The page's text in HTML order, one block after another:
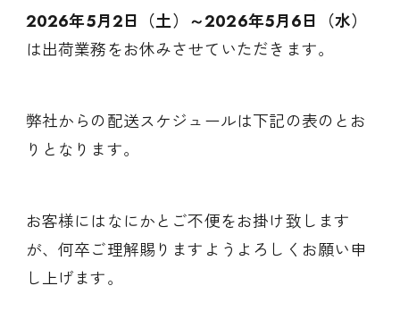
2026年5月2日（土）～2026年5月6日（水）
は出荷業務をお休みさせていただきます。
弊社からの配送スケジュールは下記の表のとお
りとなります。
お客様にはなにかとご不便をお掛け致します
が、何卒ご理解賜りますようよろしくお願い申
し上げます。